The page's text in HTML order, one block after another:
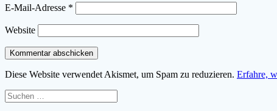
E-Mail-Adresse *
Website
Diese Website verwendet Akismet, um Spam zu reduzieren. Erfahre,
Suchen
nach: